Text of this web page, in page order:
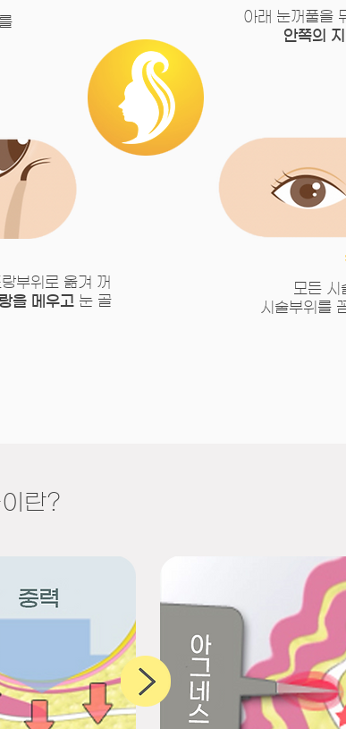
아래 눈꺼풀을
안쪽의
부위로 옮겨 꺼
을 메우고 눈 골
모든 시
시술부위를
란?